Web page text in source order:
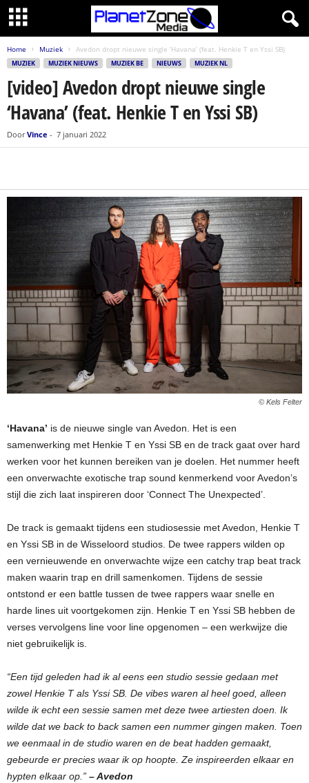
Home Muziek Avedon dropt nieuwe single ‘Havana’ (feat. Henkie T en Yssi SB)
MUZIEK MUZIEK NIEUWS MUZIEK BE NIEUWS MUZIEK NL
[video] Avedon dropt nieuwe single
‘Havana’ (feat. Henkie T en Yssi SB)
Door Vince - 7 januari 2022
© Kels Felter
‘Havana’ is de nieuwe single van Avedon. Het is een
samenwerking met Henkie T en Yssi SB en de track gaat over hard
werken voor het kunnen bereiken van je doelen. Het nummer heeft
een onverwachte exotische trap sound kenmerkend voor Avedon’s
stijl die zich laat inspireren door ‘Connect The Unexpected’.
De track is gemaakt tijdens een studiosessie met Avedon, Henkie T
en Yssi SB in de Wisseloord studios. De twee rappers wilden op
een vernieuwende en onverwachte wijze een catchy trap beat track
maken waarin trap en drill samenkomen. Tijdens de sessie
ontstond er een battle tussen de twee rappers waar snelle en
harde lines uit voortgekomen zijn. Henkie T en Yssi SB hebben de
verses vervolgens line voor line opgenomen – een werkwijze die
niet gebruikelijk is.
“Een tijd geleden had ik al eens een studio sessie gedaan met
zowel Henkie T als Yssi SB. De vibes waren al heel goed, alleen
wilde ik echt een sessie samen met deze twee artiesten doen. Ik
wilde dat we back to back samen een nummer gingen maken. Toen
we eenmaal in de studio waren en de beat hadden gemaakt,
gebeurde er precies waar ik op hoopte. Ze inspireerden elkaar en
hypten elkaar op.” – Avedon